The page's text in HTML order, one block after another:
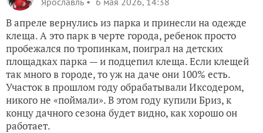
В апреле вернулись из парка и принесли на одежде
клеща. А это парк в черте города, ребенок просто
пробежался по тропинкам, поиграл на детских
площадках парка — и подцепил клеща. Если клещей
так много в городе, то уж на даче они 100% есть.
Участок в прошлом году обрабатывали Иксодером,
никого не «поймали». В этом году купили Бриз, к
концу дачного сезона будет видно, как хорошо он
работает.